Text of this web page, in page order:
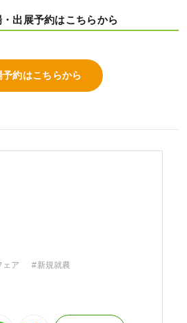
出展予約はこちらから
予約はこちらから
ェア #新規就農